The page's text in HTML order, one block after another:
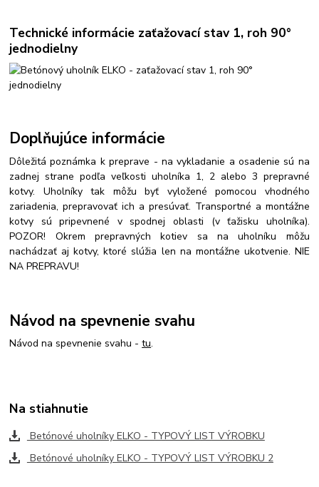
Technické informácie zaťažovací stav 1, roh 90°
jednodielny
Doplňujúce informácie
Dôležitá poznámka k preprave - na vykladanie a osadenie sú na
zadnej strane podľa veľkosti uholníka 1, 2 alebo 3 prepravné
kotvy. Uholníky tak môžu byť vyložené pomocou vhodného
zariadenia, prepravovať ich a presúvať. Transportné a montážne
kotvy sú pripevnené v spodnej oblasti (v ťažisku uholníka).
POZOR! Okrem prepravných kotiev sa na uholníku môžu
nachádzať aj kotvy, ktoré slúžia len na montážne ukotvenie. NIE
NA PREPRAVU!
Návod na spevnenie svahu
Návod na spevnenie svahu -tu.
Na stiahnutie
Betónové uholníky ELKO - TYPOVÝ LIST VÝROBKU
Betónové uholníky ELKO - TYPOVÝ LIST VÝROBKU 2